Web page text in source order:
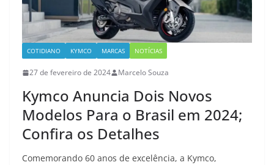
COTIDIANO KYMCO MARCAS NOTÍCIAS
27 de fevereiro de 2024 Marcelo Souza
Kymco Anuncia Dois Novos
Modelos Para o Brasil em 2024;
Confira os Detalhes
Comemorando 60 anos de excelência, a Kymco,